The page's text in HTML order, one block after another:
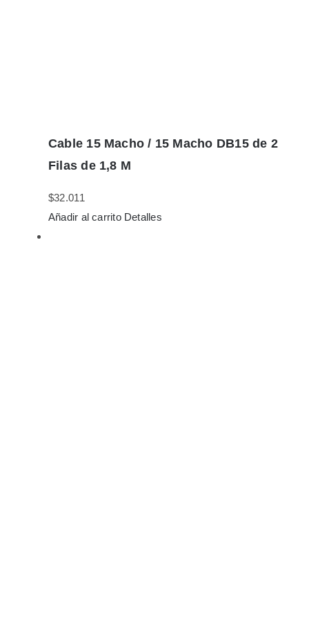
Cable 15 Macho / 15 Macho DB15 de 2
Filas de 1,8 M
$32.011
Añadir al carrito Detalles